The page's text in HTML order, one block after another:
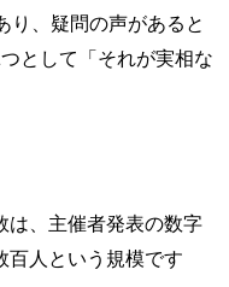
り、疑問の声があると
として「それが実相な
は、主催者発表の数字
百人という規模です